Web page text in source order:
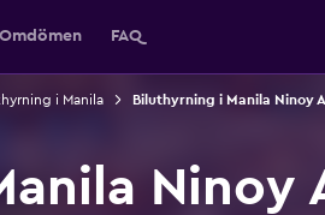
Omdömen FAQ
i Manila Biluthyrning i Manila Ninoy
Ninoy